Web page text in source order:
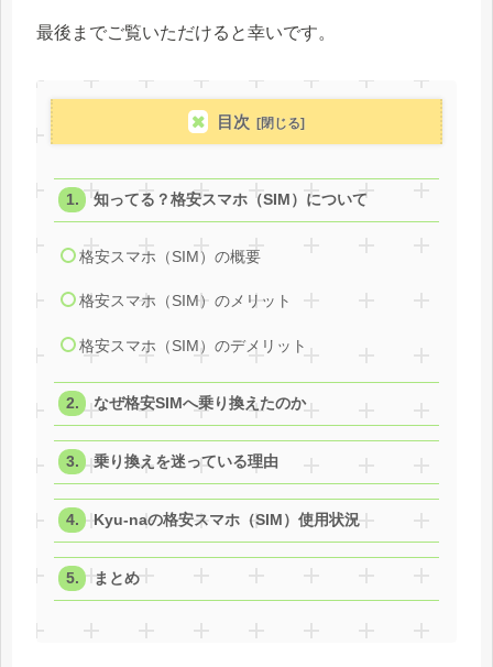
最後までご覧いただけると幸いです。
目次
知ってる？格安スマホ（SIM）について
格安スマホ（SIM）の概要
格安スマホ（SIM）のメリット
格安スマホ（SIM）のデメリット
なぜ格安SIMへ乗り換えたのか
乗り換えを迷っている理由
Kyu-naの格安スマホ（SIM）使用状況
まとめ